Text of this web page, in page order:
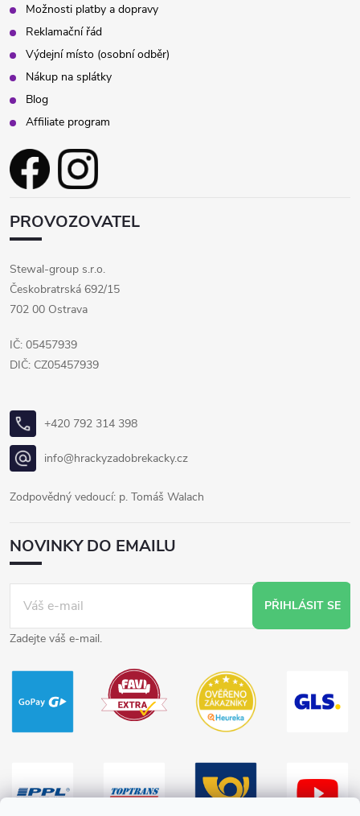
Možnosti platby a dopravy
Reklamační řád
Výdejní místo (osobní odběr)
Nákup na splátky
Blog
Affiliate program
PROVOZOVATEL
Stewal-group s.r.o.
Českobratrská 692/15
702 00 Ostrava
IČ: 05457939
DIČ: CZ05457939
+420 792 314 398
info@hrackyzadobrekacky.cz
Zodpovědný vedoucí: p. Tomáš Walach
NOVINKY DO EMAILU
PŘIHLÁSIT SE
Zadejte váš e-mail.